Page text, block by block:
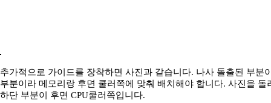
추가적으로 가이드를 장착하면 사진과 같습니다. 나사 돌출된 부분
부분이라 메모리랑 후면 쿨러쪽에 맞춰 배치해야 합니다. 사진을 돌
하단 부분이 후면 CPU쿨러쪽입니다.